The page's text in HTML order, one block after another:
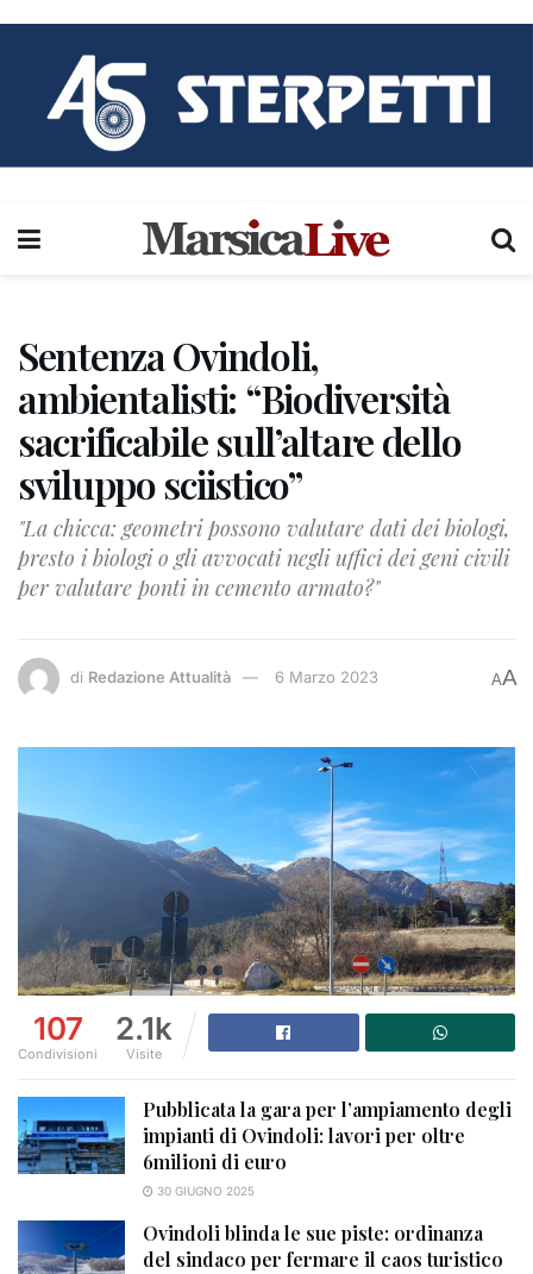
Sentenza Ovindoli,
ambientalisti: “Biodiversità
sacrificabile sull’altare dello
sviluppo sciistico”
"La chicca: geometri possono valutare dati dei biologi,
presto i biologi o gli avvocati negli uffici dei geni civili
per valutare ponti in cemento armato?"
di Redazione Attualità 6 Marzo 2023 AA
107
Condivisioni
2.1k
Visite
Pubblicata la gara per l’ampiamento degli
impianti di Ovindoli: lavori per oltre
6milioni di euro
30 GIUGNO 2025
Ovindoli blinda le sue piste: ordinanza
del sindaco per fermare il caos turistico